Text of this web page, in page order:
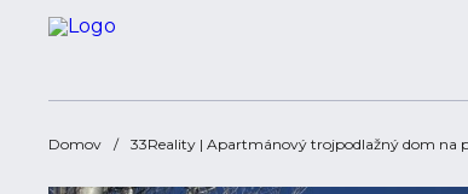
Domov 33Reality | Apartmánový trojpodlažný dom na